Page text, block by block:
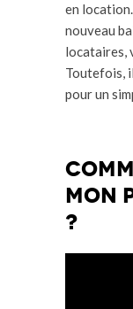
en
nouveau
locataires,
Toutefois,
pour un
mon
?